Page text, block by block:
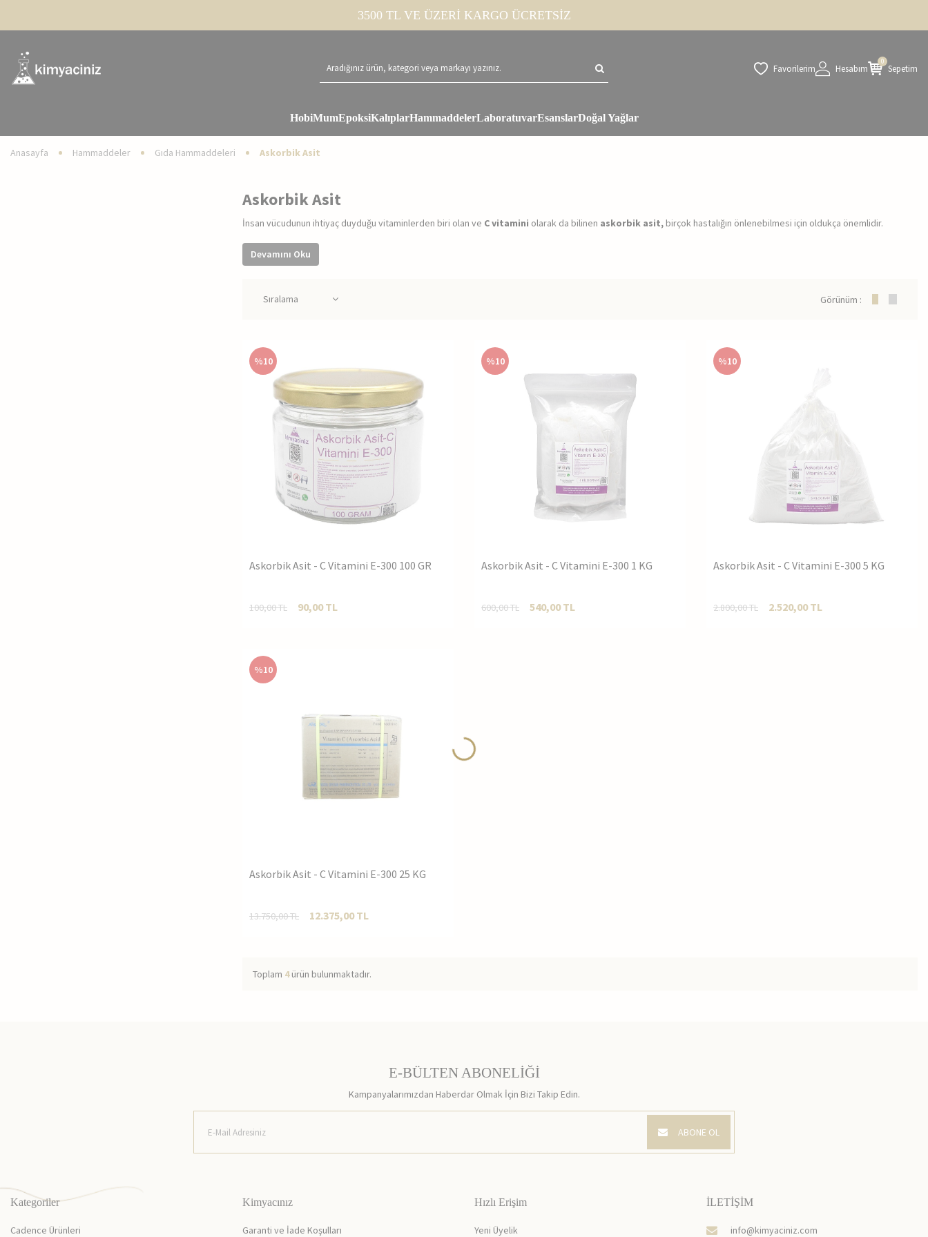
3500 TL VE ÜZERİ KARGO ÜCRETSİZ
Favorilerim Hesabım
0
Sepetim
HobiMumEpoksiKalıplarHammaddelerLaboratuvarEsanslarDoğal Yağlar
Anasayfa Hammaddeler Gıda Hammaddeleri Askorbik Asit
Askorbik Asit
İnsan vücudunun ihtiyaç duyduğu vitaminlerden biri olan ve C vitamini olarak da bilinen askorbik asit, birçok hastalığın önlenebilmesi için oldukça önemlidir.
Devamını Oku
Görünüm :
%10
Askorbik Asit - C Vitamini E-300 100 GR
100,00TL 90,00TL
%10
Askorbik Asit - C Vitamini E-300 1 KG
600,00TL 540,00TL
%10
Askorbik Asit - C Vitamini E-300 5 KG
2.800,00TL 2.520,00TL
%10
Askorbik Asit - C Vitamini E-300 25 KG
13.750,00TL 12.375,00TL
Toplam 4ürün bulunmaktadır.
E-BÜLTEN ABONELİĞİ
Kampanyalarımızdan Haberdar Olmak İçin Bizi Takip Edin.
ABONE OL
Kategoriler
Cadence Ürünleri
Kimyacınız
Garanti ve İade Koşulları
Hızlı Erişim
Yeni Üyelik
İLETİŞİM
info@kimyaciniz.com